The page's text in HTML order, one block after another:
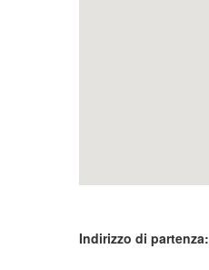
Indirizzo di partenza: